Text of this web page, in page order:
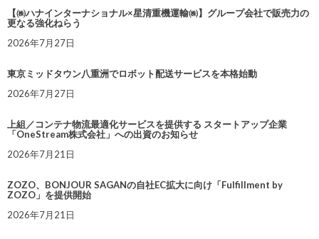
【㈱ハナインターナショナル×星清重機運輸㈱】グループ会社で販売力の
更なる強化ねらう
2026年7月27日
東京ミッドタウン八重洲でロボット配送サービスを本格始動
2026年7月27日
上組／コンテナ物流最適化サービスを提供する スタートアップ企業
「OneStream株式会社」への出資のお知らせ
2026年7月21日
ZOZO、BONJOUR SAGANの自社EC拡大に向け「Fulfillment by
ZOZO」を提供開始
2026年7月21日